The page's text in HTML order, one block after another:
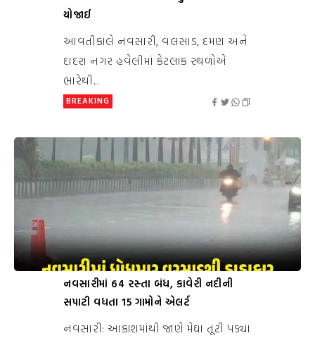
યોજાઈ
આવતીકાલે નવસારી, વલસાડ, દમણ અને
દાદરા નગર હવેલીમાં કેટલાક સ્થળોએ
ભારેથી...
BREAKING
નવસારીમાં 64 રસ્તા બંધ, કાવેરી નદીની
સપાટી વધતા 15 ગામોને એલર્ટ
નવસારી: આકાશમાંથી જાણે મેઘા તૂટી પડ્યા